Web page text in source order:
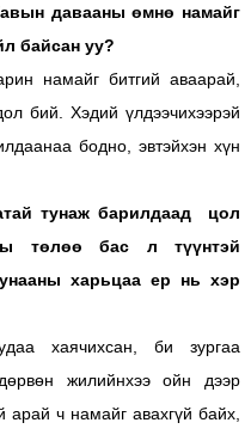
давааны өмнө намайг
байсан уу?
намайг битгий аваарай,
бий. Хэдий үлдээчихээрэй
бодно, эвтэйхэн хүн
тунаж барилдаад цол
төлөө бас л түүнтэй
харьцаа ер нь хэр
хаячихсан, би зургаа
жилийнхээ ойн дээр
ч намайг авахгүй байх,